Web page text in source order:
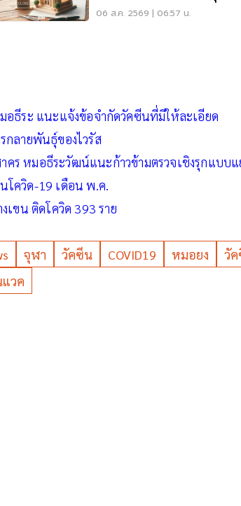
หยุดยาวไหม
06 ส.ค. 2569 | 06:57 น.
อธีระ แนะแจ้งข้อจำกัดวัคซีนที่มีให้ละเอียด
กลายพันธุ์ของไวรัส
คร หมอธีระวัฒน์แนะก้าวข้ามตรวจเชิงรุกแบบแ
โควิด-19 เดือน พ.ค.
เขน ติดโควิด 393 ราย
จุฬา วัคซีน COVID19 หมอยง วั
วค